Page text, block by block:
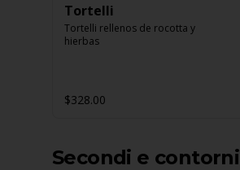
Tortelli
Tortelli rellenos de rocotta y
hierbas
$328.00
Secondi e contorni